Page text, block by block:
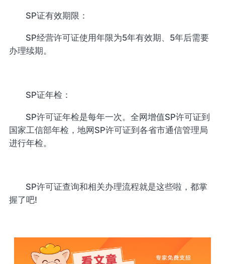
SP证有效期限：
SP经营许可证使用年限为5年有效期、5年后需要
办理续期。
SP证年检：
SP许可证年检是每年一次。全网增值SP许可证到
国家工信部年检，地网SP许可证到各省市通信管理局
进行年检。
SP许可证查询和相关办理流程就是这些啦，都掌
握了吧!